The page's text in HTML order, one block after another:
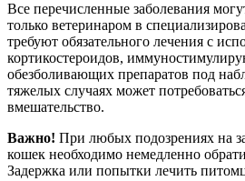
Все перечисленные заболевания
только ветеринаром в
требуют обязательного лечения с
кортикостероидов,
обезболивающих препаратов под
тяжелых случаях может
вмешательство.
Важно! При любых подозрениях на
кошек необходимо немедленно
Задержка или попытки лечить